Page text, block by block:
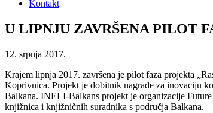
Kontakt
U LIPNJU ZAVRŠENA PILOT
12. srpnja 2017.
Krajem lipnja 2017. završena je pilot faza projekta
Koprivnica. Projekt je dobitnik nagrade za inovaciju
Balkana. INELI-Balkans projekt je organizacije
knjižnica i knjižničnih suradnika s područja Balkana.